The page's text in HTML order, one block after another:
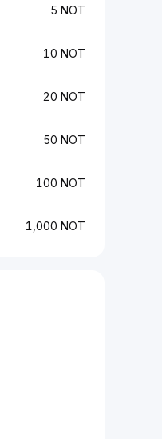
5 NOT
10 NOT
20 NOT
50 NOT
100 NOT
1,000 NOT